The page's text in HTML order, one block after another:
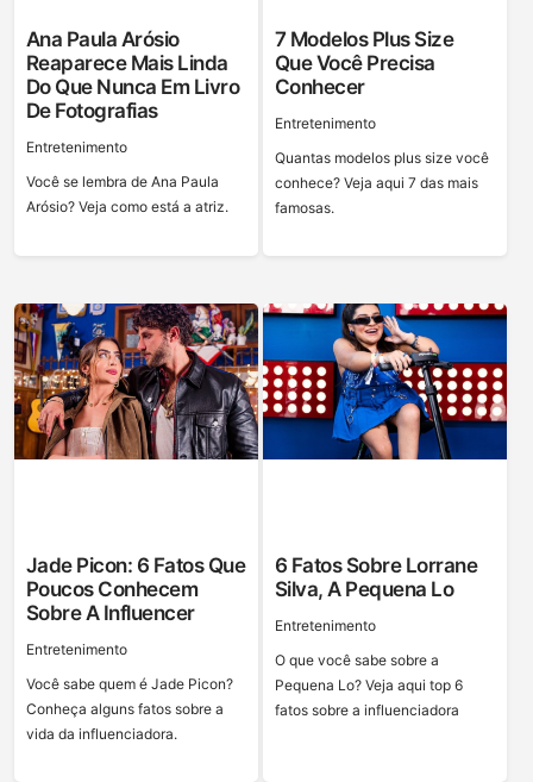
Ana Paula Arósio
Reaparece Mais Linda
Do Que Nunca Em Livro
De Fotografias
Entretenimento
Você se lembra de Ana Paula
Arósio? Veja como está a atriz.
7 Modelos Plus Size
Que Você Precisa
Conhecer
Entretenimento
Quantas modelos plus size você
conhece? Veja aqui 7 das mais
famosas.
Jade Picon: 6 Fatos Que
Poucos Conhecem
Sobre A Influencer
Entretenimento
Você sabe quem é Jade Picon?
Conheça alguns fatos sobre a
vida da influenciadora.
6 Fatos Sobre Lorrane
Silva, A Pequena Lo
Entretenimento
O que você sabe sobre a
Pequena Lo? Veja aqui top 6
fatos sobre a influenciadora